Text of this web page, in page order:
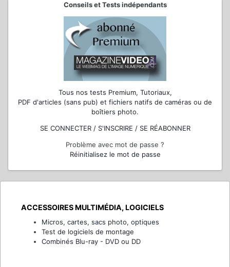
Conseils et Tests indépendants
Tous nos tests Premium, Tutoriaux,
PDF d'articles (sans pub) et fichiers natifs de caméras ou de
boîtiers photo.
SE CONNECTER / S'INSCRIRE / SE RÉABONNER
Problème avec mot de passe ?
Réinitialisez le mot de passe
ACCESSOIRES MULTIMÉDIA, LOGICIELS
Micros, cartes, sacs photo, optiques
Test de logiciels de montage
Combinés Blu-ray - DVD ou DD